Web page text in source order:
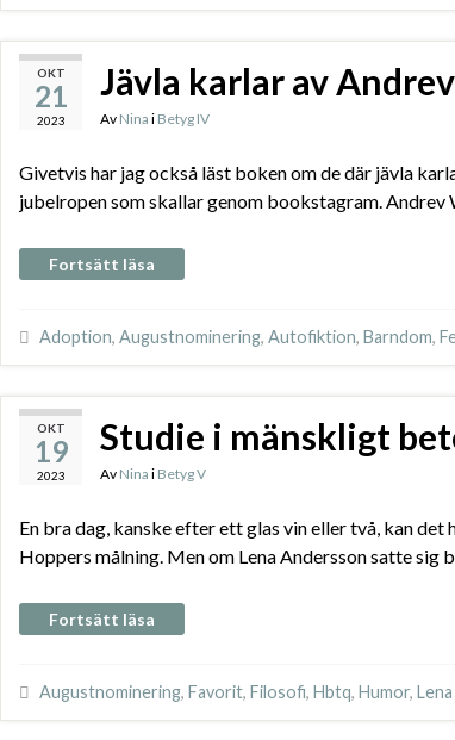
OKT
21
2023
Jävla karlar av
Av Nina i Betyg IV
Givetvis har jag också läst boken om de där jävla
jubelropen som skallar genom bookstagram.
Fortsätt läsa
Adoption, Augustnominering, Autofiktion, Barndom,
OKT
19
2023
Studie i mänskligt
Av Nina i Betyg V
En bra dag, kanske efter ett glas vin eller två, kan
Hoppers målning. Men om Lena Andersson satte
Fortsätt läsa
Augustnominering, Favorit, Filosofi, Hbtq, Humor,